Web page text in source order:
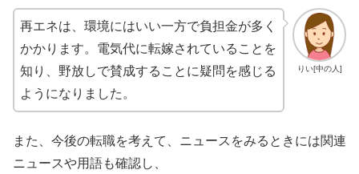
りい[中の人]
再エネは、環境にはいい一方で負担金が多く
かかります。電気代に転嫁されていることを
知り、野放しで賛成することに疑問を感じる
ようになりました。
また、今後の転職を考えて、ニュースをみるときには関連
ニュースや用語も確認し、